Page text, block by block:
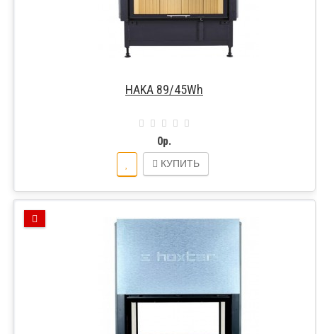
HAKA 89/45Wh
0р.
КУПИТЬ